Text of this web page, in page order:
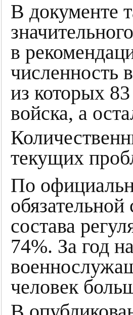
В документе
в
численность
из которых
войска, а
текущих
По
состава
74%. За год
человек